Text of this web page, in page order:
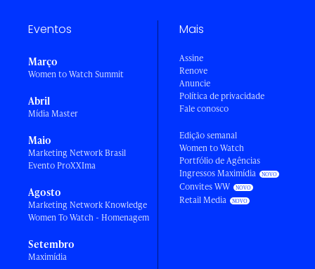
Eventos
Março
Women to Watch Summit
Abril
Mídia Master
Maio
Marketing Network Brasil
Evento ProXXIma
Agosto
Marketing Network Knowledge
Women To Watch - Homenagem
Setembro
Maximídia
Mais
Assine
Renove
Anuncie
Política de privacidade
Fale conosco
Edição semanal
Women to Watch
Portfólio de Agências
Ingressos Maximídia
Convites WW
Retail Media